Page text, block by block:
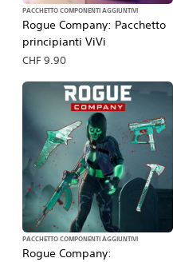
Rogue Company: Pacchetto
principianti ViVi
PACCHETTO COMPONENTI AGGIUNTIVI
CHF 9.90
Rogue Company:
PACCHETTO COMPONENTI AGGIUNTIVI